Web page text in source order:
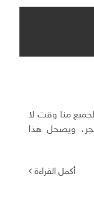
منا وقت لا
ويصحل هذا
أكمل القراءة